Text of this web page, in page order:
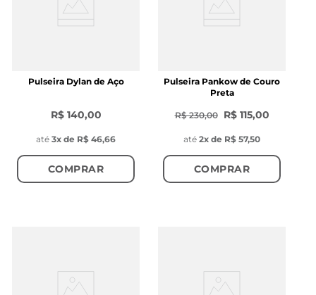
Pulseira Dylan de Aço
R$ 140,00
até 3x de R$ 46,66
COMPRAR
Pulseira Pankow de Couro
Preta
R$ 230,00 R$ 115,00
até 2x de R$ 57,50
COMPRAR